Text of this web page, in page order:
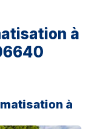
à
à